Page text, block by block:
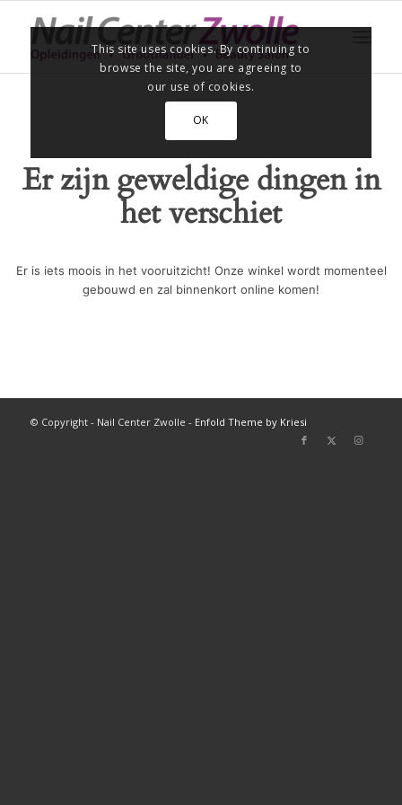
Er zijn geweldige dingen in
het verschiet
Er is iets moois in het vooruitzicht! Onze winkel wordt momenteel
gebouwd en zal binnenkort online komen!
© Copyright - Nail Center Zwolle - Enfold Theme by Kriesi
This site uses cookies. By continuing to
browse the site, you are agreeing to
our use of cookies.
OK